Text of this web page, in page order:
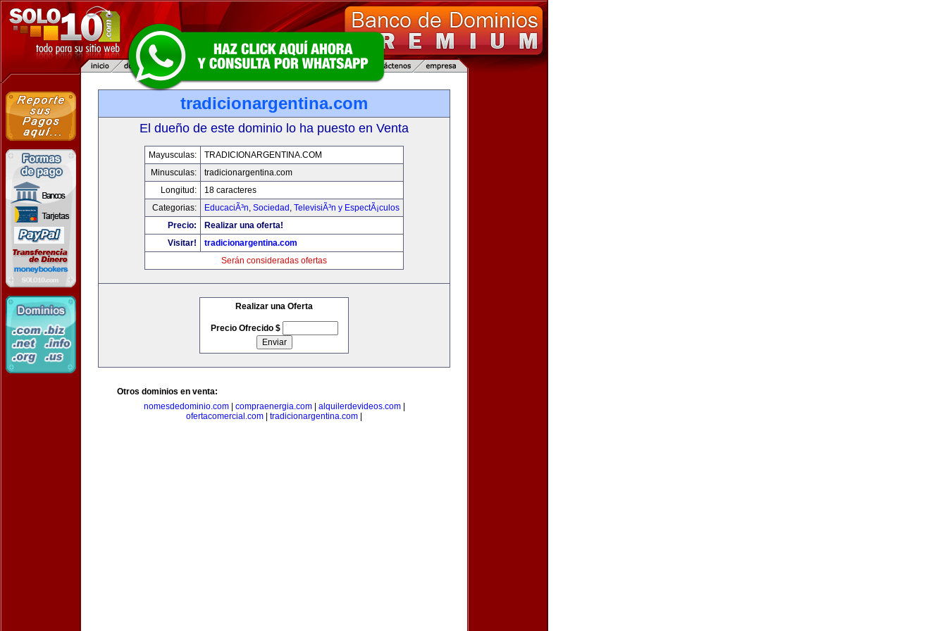
tradicionargentina.com
El dueño de este dominio lo ha puesto en Venta
Mayusculas:
TRADICIONARGENTINA.COM
Minusculas:
tradicionargentina.com
Longitud:
18 caracteres
Categorias:
EducaciÃ³n, Sociedad , TelevisiÃ³n y EspectÃ¡culos
Precio:
Realizar una oferta!
Visitar!
tradicionargentina.com
Serán consideradas ofertas
Realizar una Oferta
Precio Ofrecido $
Otros dominios en venta:
nomesdedominio.com| compraenergia.com| alquilerdevideos.com|
ofertacomercial.com
tradicionargentina.com